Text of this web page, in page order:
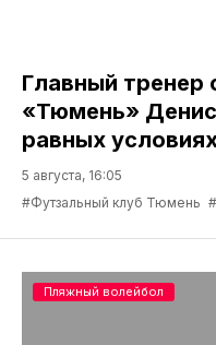
Главный тренер
«Тюмень»
равных
5 августа, 16:05
#Футзальный клуб Тюмень
Пляжный волейбол